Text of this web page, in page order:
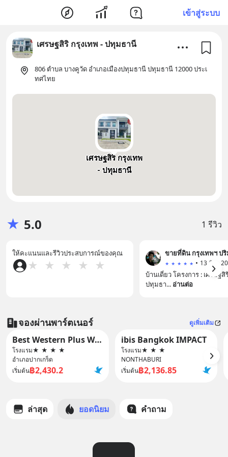
เข้าสู่ระบบ
เศรษฐสิริ กรุงเทพ - ปทุมธานี
806 ตำบล บางคูวัด อำเภอเมืองปทุมธานี ปทุมธานี 12000 ประเ
ทศไทย
เศรษฐสิริ กรุงเทพ
- ปทุมธานี
★ 5.0 1 รีวิว
ให้คะแนนและรีวิวประสบการณ์ของคุณ
★ ★ ★ ★ ★
ขายที่ดิน กรุงเทพฯ
★ ★ ★ ★ ★ •
บ้านเดี่ยว โครงการ : เศรษฐสิ
ปทุมธา... อ่านต่อ
จองผ่านพาร์ตเนอร์ ดูเพิ่มเติม
Best Western Plus Wanda Grand Hotel
โรงแรม★ ★ ★ ★
อำเภอปากเกร็ด
เริ่มต้น฿2,430.2
ibis Bangkok IMPACT
โรงแรม★ ★ ★
NONTHABURI
เริ่มต้น฿2,136.85
ล่าสุด ยอดนิยม คำถาม